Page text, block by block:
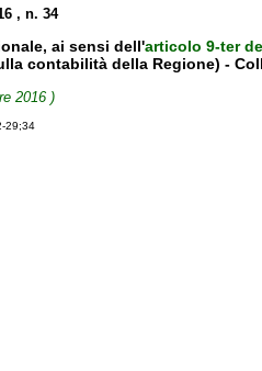
, n. 34
ai sensi dell'articolo 9-ter
contabilità della Regione) -
2016 )
29;34